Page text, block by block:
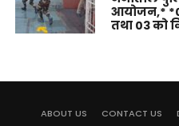
आयोजन,*
तथा 03 को
ABOUT US CONTACT US